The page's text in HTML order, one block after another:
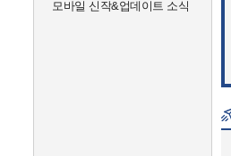
모바일 신작&업데이트 소식